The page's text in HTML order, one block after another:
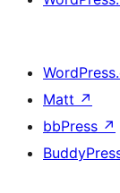
Matt ↗
bbPress ↗